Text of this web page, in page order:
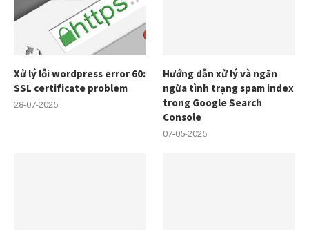
Xử lý lỗi wordpress error 60:
SSL certificate problem
28-07-2025
Hướng dẫn xử lý và ngăn
ngừa tình trạng spam index
trong Google Search
Console
07-05-2025